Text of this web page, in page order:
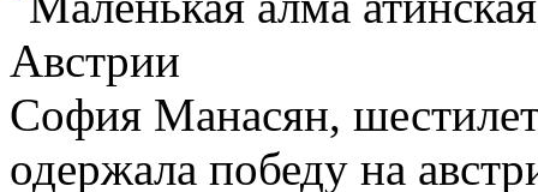
София Манасян,
одержала победу на